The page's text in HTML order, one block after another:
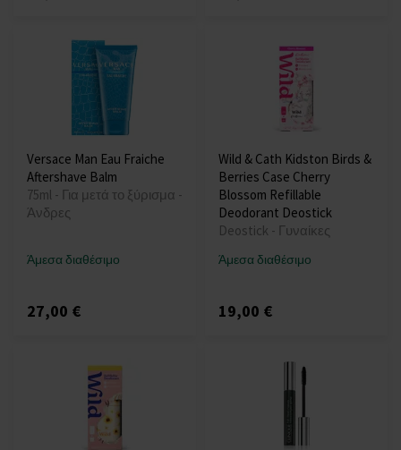
Versace Man Eau Fraiche
Aftershave Balm
75ml - Για μετά το ξύρισμα -
Άνδρες
Άμεσα διαθέσιμο
27,00 €
Wild & Cath Kidston Birds &
Berries Case Cherry
Blossom Refillable
Deodorant Deostick
Deostick - Γυναίκες
Άμεσα διαθέσιμο
19,00 €